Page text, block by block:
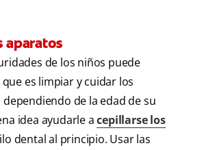
aparatos
de los niños puede
es limpiar y cuidar los
de la edad de su
idea ayudarle acepillarse los
dental al principio. Usar las